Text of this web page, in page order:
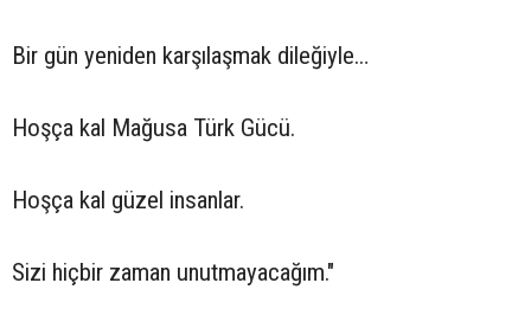
Bir gün yeniden karşılaşmak dileğiyle…
Hoşça kal Mağusa Türk Gücü.
Hoşça kal güzel insanlar.
Sizi hiçbir zaman unutmayacağım."